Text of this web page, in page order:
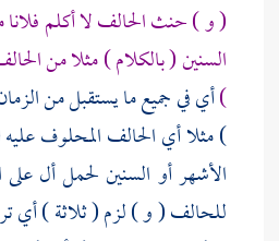
( و ) حنث الحالف لا أكلم فلانا
السنين ( بالكلام ) مثلا من
)أي في جميع ما يستقبل من
) مثلا أي الحالف المحلوف
الأشهر أو السنين لحمل أل
للحالف ( و ) لزم ( ثلاثة ) أي